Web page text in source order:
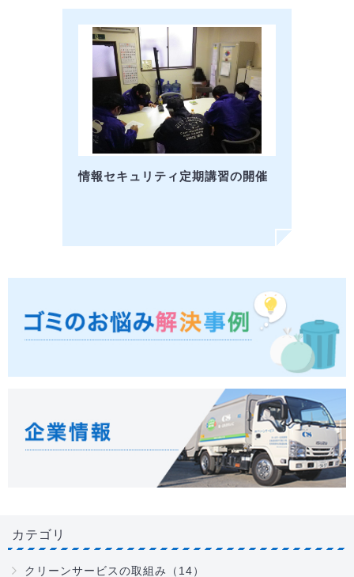
情報セキュリティ定期講習の開催
カテゴリ
クリーンサービスの取組み（14）